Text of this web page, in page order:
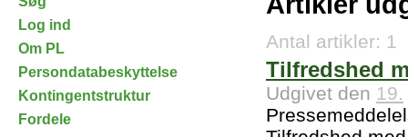
Log ind
Om PL
Persondatabeskyttelse
Kontingentstruktur
Fordele
Antal artikler: 1
Tilfredshed
Udgivet den 19.